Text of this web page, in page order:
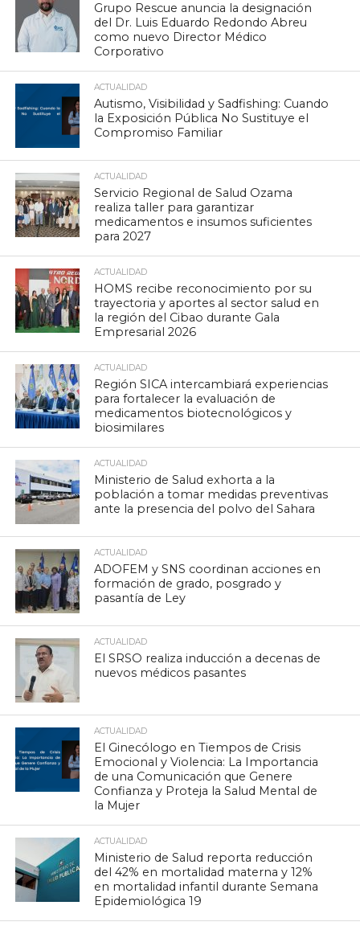
Grupo Rescue anuncia la designación
del Dr. Luis Eduardo Redondo Abreu
como nuevo Director Médico
Corporativo
ACTUALIDAD
Autismo, Visibilidad y Sadfishing: Cuando
la Exposición Pública No Sustituye el
Compromiso Familiar
ACTUALIDAD
Servicio Regional de Salud Ozama
realiza taller para garantizar
medicamentos e insumos suficientes
para 2027
ACTUALIDAD
HOMS recibe reconocimiento por su
trayectoria y aportes al sector salud en
la región del Cibao durante Gala
Empresarial 2026
ACTUALIDAD
Región SICA intercambiará experiencias
para fortalecer la evaluación de
medicamentos biotecnológicos y
biosimilares
ACTUALIDAD
Ministerio de Salud exhorta a la
población a tomar medidas preventivas
ante la presencia del polvo del Sahara
ACTUALIDAD
ADOFEM y SNS coordinan acciones en
formación de grado, posgrado y
pasantía de Ley
ACTUALIDAD
El SRSO realiza inducción a decenas de
nuevos médicos pasantes
ACTUALIDAD
El Ginecólogo en Tiempos de Crisis
Emocional y Violencia: La Importancia
de una Comunicación que Genere
Confianza y Proteja la Salud Mental de
la Mujer
ACTUALIDAD
Ministerio de Salud reporta reducción
del 42% en mortalidad materna y 12%
en mortalidad infantil durante Semana
Epidemiológica 19